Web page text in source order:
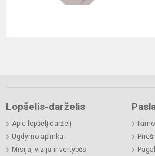
Lopšelis-darželis
Apie lopšelį-darželį
Ugdymo aplinka
Misija, vizija ir vertybės